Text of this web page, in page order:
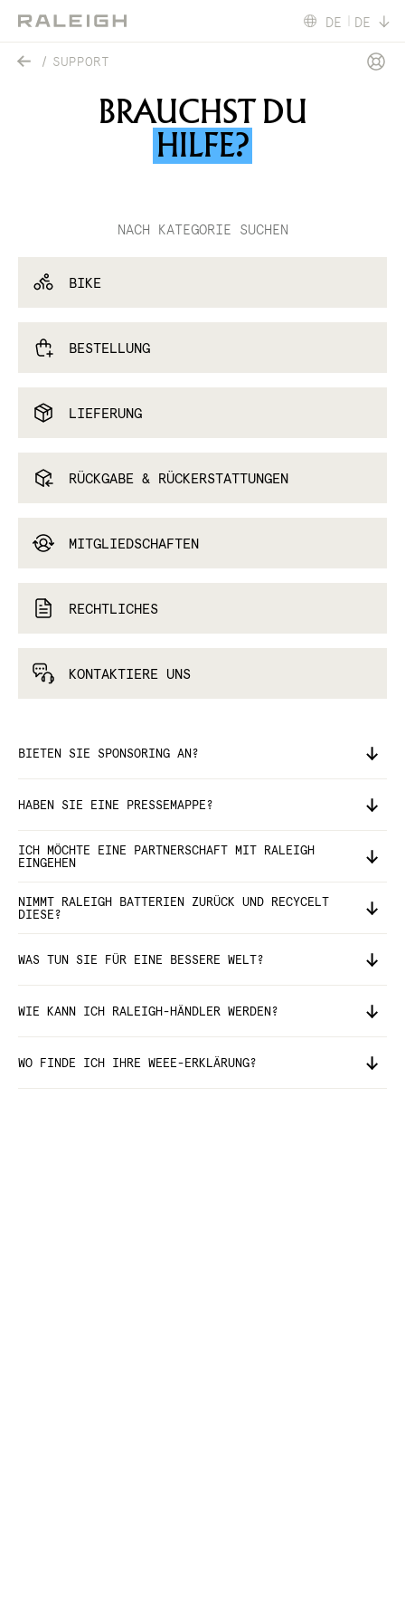
DE DE
SUPPORT
BRAUCHST DU
HILFE?
NACH KATEGORIE SUCHEN
BIKE
BESTELLUNG
LIEFERUNG
RÜCKGABE & RÜCKERSTATTUNGEN
MITGLIEDSCHAFTEN
RECHTLICHES
KONTAKTIERE UNS
BIETEN SIE SPONSORING AN?
HABEN SIE EINE PRESSEMAPPE?
ICH MÖCHTE EINE PARTNERSCHAFT MIT RALEIGH
EINGEHEN
NIMMT RALEIGH BATTERIEN ZURÜCK UND RECYCELT
DIESE?
WAS TUN SIE FÜR EINE BESSERE WELT?
WIE KANN ICH RALEIGH-HÄNDLER WERDEN?
WO FINDE ICH IHRE WEEE-ERKLÄRUNG?